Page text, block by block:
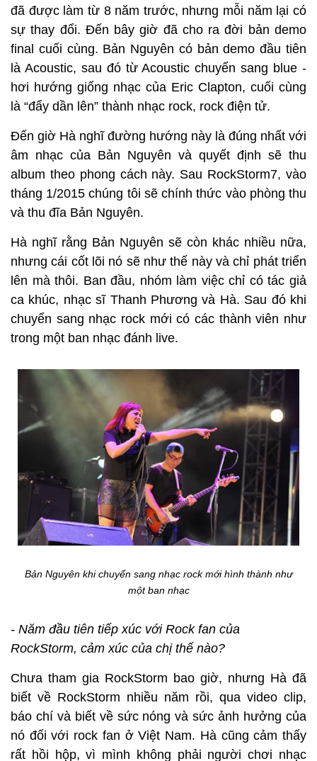
đã được làm từ 8 năm trước, nhưng mỗi năm lại có
sự thay đổi. Đến bây giờ đã cho ra đời bản demo
final cuối cùng. Bản Nguyên có bản demo đầu tiên
là Acoustic, sau đó từ Acoustic chuyển sang blue -
hơi hướng giống nhạc của Eric Clapton, cuối cùng
là “đẩy dần lên” thành nhạc rock, rock điện tử.
Đến giờ Hà nghĩ đường hướng này là đúng nhất với
âm nhạc của Bản Nguyên và quyết định sẽ thu
album theo phong cách này. Sau RockStorm7, vào
tháng 1/2015 chúng tôi sẽ chính thức vào phòng thu
và thu đĩa Bản Nguyên.
Hà nghĩ rằng Bản Nguyên sẽ còn khác nhiều nữa,
nhưng cái cốt lõi nó sẽ như thế này và chỉ phát triển
lên mà thôi. Ban đầu, nhóm làm việc chỉ có tác giả
ca khúc, nhạc sĩ Thanh Phương và Hà. Sau đó khi
chuyển sang nhạc rock mới có các thành viên như
trong một ban nhạc đánh live.
Bản Nguyên khi chuyển sang nhạc rock mới hình thành như
một ban nhạc
- Năm đầu tiên tiếp xúc với Rock fan của
RockStorm, cảm xúc của chị thế nào?
Chưa tham gia RockStorm bao giờ, nhưng Hà đã
biết về RockStorm nhiều năm rồi, qua video clip,
báo chí và biết về sức nóng và sức ảnh hưởng của
nó đối với rock fan ở Việt Nam. Hà cũng cảm thấy
rất hồi hộp, vì mình không phải người chơi nhạc